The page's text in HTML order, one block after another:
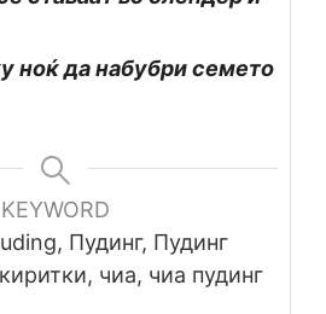
ноќ да набубри семето
KEYWORD
Пудинг, Пудинг
чиа, чиа пудинг